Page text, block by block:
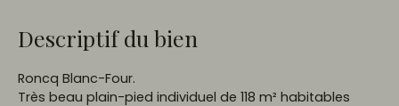
Descriptif du bien
Roncq Blanc-Four.
Très beau plain-pied individuel de 118 m² habitables